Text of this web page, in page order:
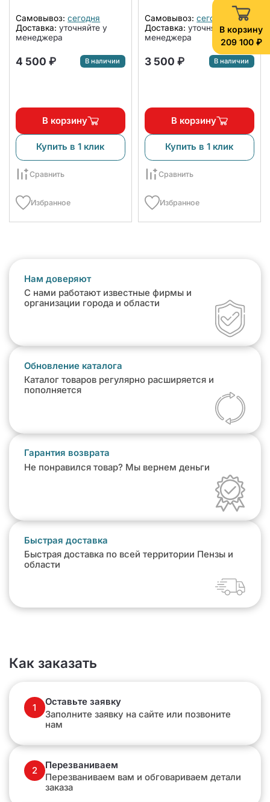
В корзину
209 100 ₽
Самовывоз: сегодня
Доставка: уточняйте у
менеджера
4 500 ₽ В наличии
В корзину
Купить в 1 клик
Сравнить
Избранное
Самовывоз: сегодня
Доставка: уточняйте у
менеджера
3 500 ₽ В наличии
В корзину
Купить в 1 клик
Сравнить
Избранное
Нам доверяют
С нами работают известные фирмы и
организации города и области
Обновление каталога
Каталог товаров регулярно расширяется и
пополняется
Гарантия возврата
Не понравился товар? Мы вернем деньги
Быстрая доставка
Быстрая доставка по всей территории Пензы и
области
Как заказать
1
Оставьте заявку
Заполните заявку на сайте или позвоните
нам
2
Перезваниваем
Перезваниваем вам и обговариваем детали
заказа